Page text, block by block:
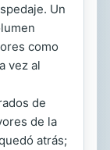
Un
como
vez al
de
de la
atrás;